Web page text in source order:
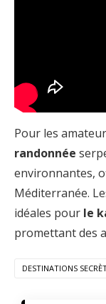
Pour les
randonnée
environnantes,
Méditerranée.
idéales pour le
promettant des
DESTINATIONS